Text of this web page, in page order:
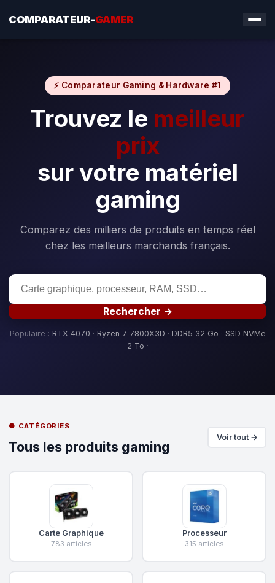
COMPARATEUR-GAMER
⚡ Comparateur Gaming & Hardware #1
Trouvez le meilleur
prix
sur votre matériel
gaming
Comparez des milliers de produits en temps réel
chez les meilleurs marchands français.
Rechercher →
Populaire : RTX 4070 · Ryzen 7 7800X3D · DDR5 32 Go · SSD NVMe
2 To ·
● CATÉGORIES
Tous les produits gaming
Voir tout →
Carte Graphique
783 articles
Processeur
315 articles